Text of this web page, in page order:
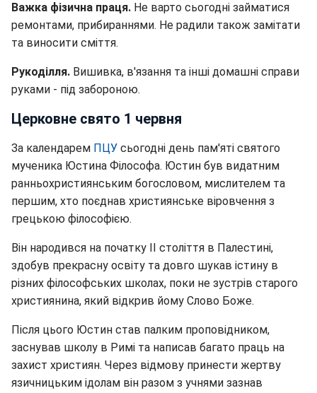
Важка фізична праця. Не варто сьогодні займатися
ремонтами, прибираннями. Не радили також замітати
та виносити сміття.
Рукоділля. Вишивка, в'язання та інші домашні справи
руками - під забороною.
Церковне свято 1 червня
За календарем ПЦУ сьогодні день пам'яті святого
мученика Юстина Філософа. Юстин був видатним
ранньохристиянським богословом, мислителем та
першим, хто поєднав християнське віровчення з
грецькою філософією.
Він народився на початку II століття в Палестині,
здобув прекрасну освіту та довго шукав істину в
різних філософських школах, поки не зустрів старого
християнина, який відкрив йому Слово Боже.
Після цього Юстин став палким проповідником,
заснував школу в Римі та написав багато праць на
захист християн. Через відмову принести жертву
язичницьким ідолам він разом з учнями зазнав